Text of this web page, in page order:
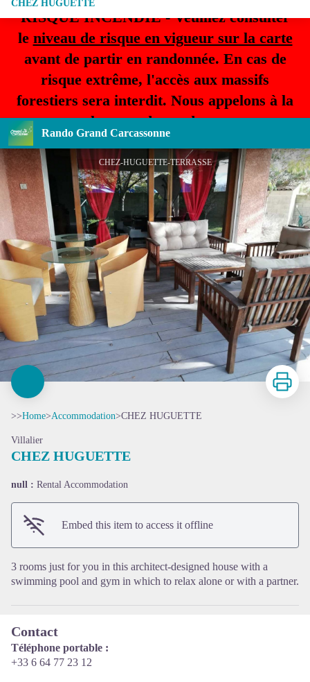
RISQUE INCENDIE - Veuillez consulter
le niveau de risque en vigueur sur la carte
avant de partir en randonnée. En cas de
risque extrême, l'accès aux massifs
forestiers sera interdit. Nous appelons à la
plus grande prudence.
Rando Grand Carcassonne
CHEZ HUGUETTE
CHEZ-HUGUETTE-TERRASSE
View picture in full screen
Print
>>Home>Accommodation>CHEZ HUGUETTE
Villalier
CHEZ HUGUETTE
null : Rental Accommodation
Embed this item to access it offline
3 rooms just for you in this architect-designed house with a
swimming pool and gym in which to relax alone or with a partner.
Contact
Téléphone portable :
+33 6 64 77 23 12